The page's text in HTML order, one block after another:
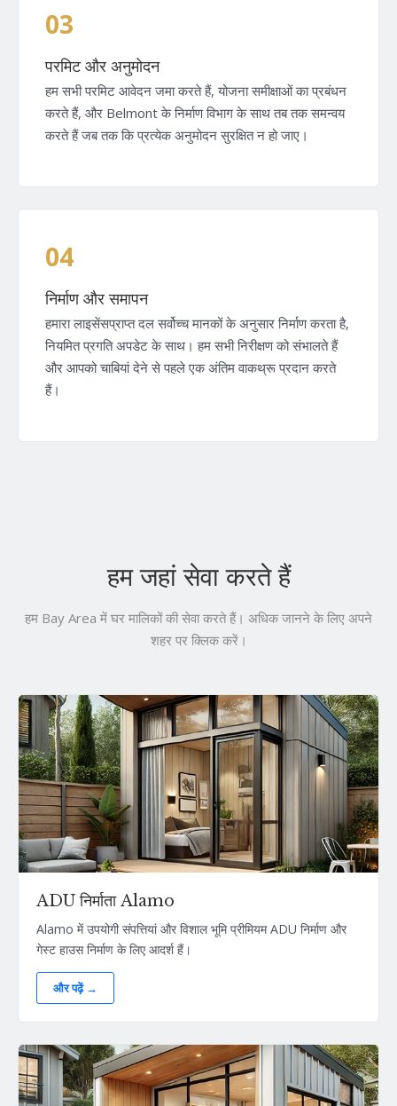
03
परमिट और अनुमोदन
हम सभी परमिट आवेदन जमा करते हैं, योजना समीक्षाओं का प्रबंधन
करते हैं, और Belmont के निर्माण विभाग के साथ तब तक समन्वय
करते हैं जब तक कि प्रत्येक अनुमोदन सुरक्षित न हो जाए।
04
निर्माण और समापन
हमारा लाइसेंसप्राप्त दल सर्वोच्च मानकों के अनुसार निर्माण करता है,
नियमित प्रगति अपडेट के साथ। हम सभी निरीक्षण को संभालते हैं
और आपको चाबियां देने से पहले एक अंतिम वाकथ्रू प्रदान करते
हैं।
हम जहां सेवा करते हैं
हम Bay Area में घर मालिकों की सेवा करते हैं। अधिक जानने के लिए अपने
शहर पर क्लिक करें।
ADU निर्माता Alamo
Alamo में उपयोगी संपत्तियां और विशाल भूमि प्रीमियम ADU निर्माण और
गेस्ट हाउस निर्माण के लिए आदर्श हैं।
और पढ़ें →